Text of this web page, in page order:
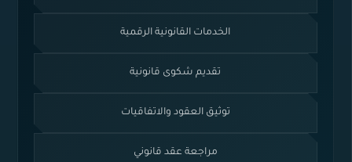
الخدمات القانونية الرقمية
تقديم شكوى قانونية
توثيق العقود والاتفاقيات
مراجعة عقد قانوني